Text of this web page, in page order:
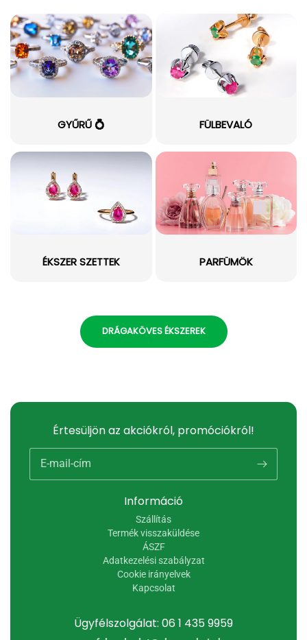
GYŰRŰ 💍 FÜLBEVALÓ
ÉKSZER SZETTEK PARFÜMÖK
DRÁGAKÖVES ÉKSZEREK
Ügyfélszolgálat: 06 1 435 9959
Információ
Szállítás
Termék visszaküldése
ÁSZF
Adatkezelési szabályzat
Cookie irányelvek
Kapcsolat
Értesüljön az akciókról, promóciókról!
E-mail-cím